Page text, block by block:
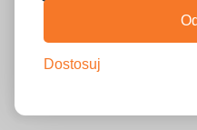
Dostosuj